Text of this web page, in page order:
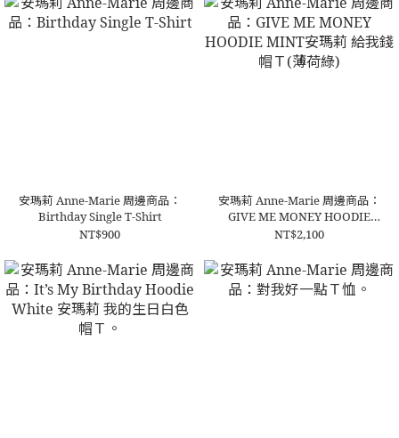
安瑪莉 Anne-Marie 周邊商品：
Birthday Single T-Shirt
NT$900
安瑪莉 Anne-Marie 周邊商品：
GIVE ME MONEY HOODIE
MINT安瑪莉 給我錢帽Ｔ(薄荷
NT$2,100